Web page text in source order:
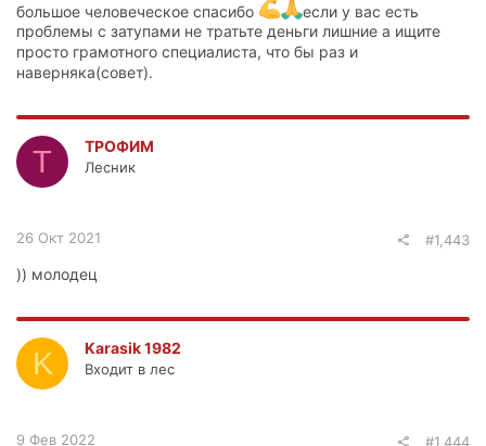
большое человеческое спасибо
если у вас есть
проблемы с затупами не тратьте деньги лишние а ищите
просто грамотного специалиста, что бы раз и
наверняка(совет).
Т ТРОФИМ
Лесник
26 Окт 2021 #1,443
)) молодец
K Karasik 1982
Входит в лес
9 Фев 2022 #1,444